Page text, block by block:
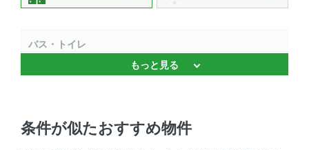
バス・トイレ
バストイレ別 、 浴室乾燥機 、 追焚機能 、 独立洗面台 、
もっと見る
条件が似たおすすめ物件